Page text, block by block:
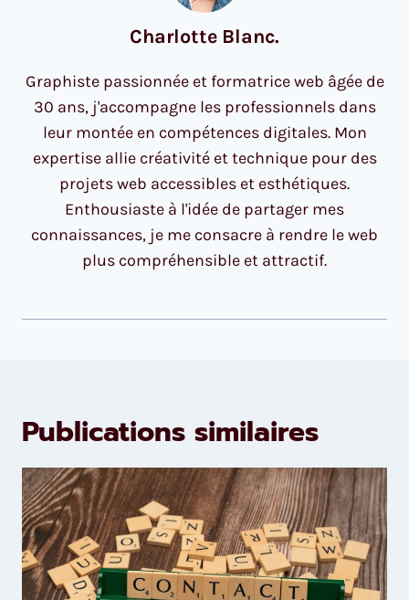
Charlotte Blanc.
Graphiste passionnée et formatrice web âgée de
30 ans, j'accompagne les professionnels dans
leur montée en compétences digitales. Mon
expertise allie créativité et technique pour des
projets web accessibles et esthétiques.
Enthousiaste à l'idée de partager mes
connaissances, je me consacre à rendre le web
plus compréhensible et attractif.
Publications similaires